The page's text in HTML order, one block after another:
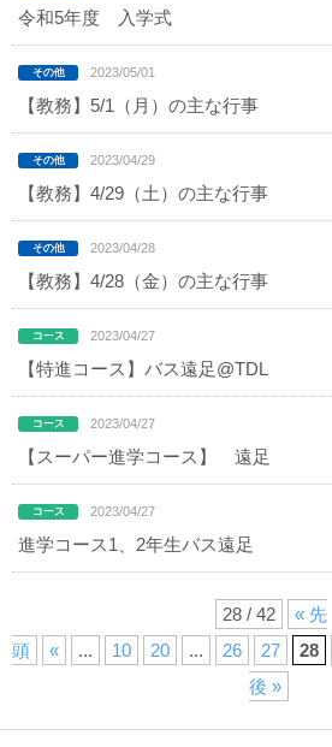
令和5年度 入学式
2023/05/01
【教務】5/1（月）の主な行事
2023/04/29
【教務】4/29（土）の主な行事
2023/04/28
【教務】4/28（金）の主な行事
2023/04/27
【特進コース】バス遠足@TDL
2023/04/27
【スーパー進学コース】 遠足
2023/04/27
進学コース1、2年生バス遠足
28 / 42
« 先
頭
« ... 10 20 ... 26 27 28
後 »